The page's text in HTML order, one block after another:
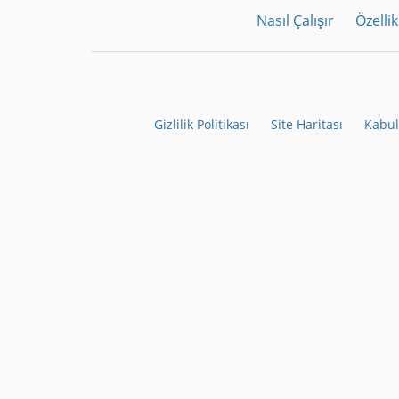
Nasıl Çalışır
Gizlilik Politikası Site Haritası